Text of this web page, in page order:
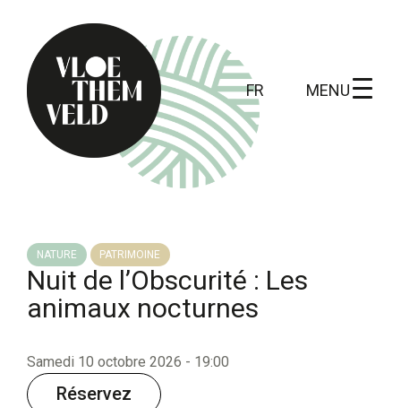
FR MENU
A faire
Toutes les activités
Visites guidées
Kunst in Vloethemveld
NATURE PATRIMOINE
Nuit de l’Obscurité : Les
animaux nocturnes
Samedi 10 octobre 2026 - 19:00
Réservez